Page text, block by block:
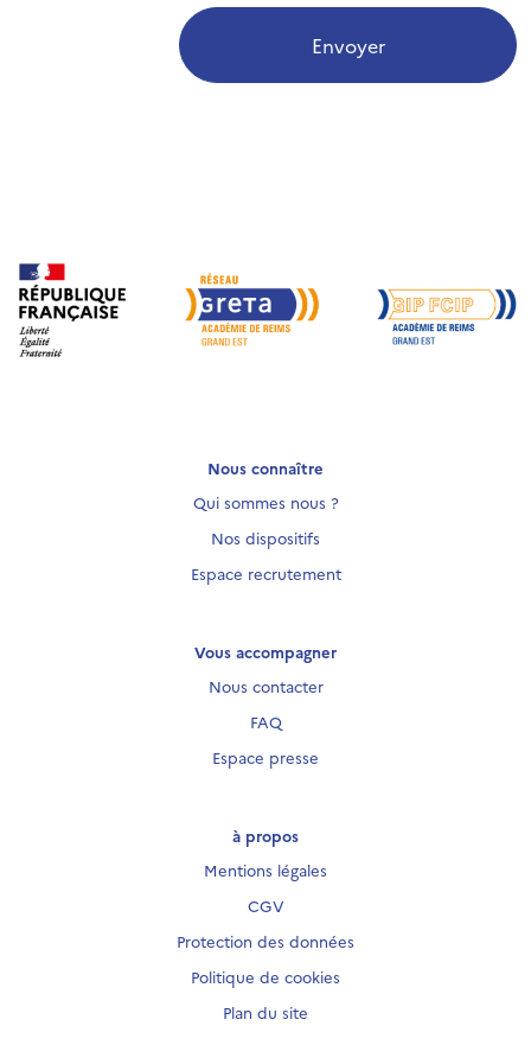
Envoyer
Nous connaître
Qui sommes nous ?
Nos dispositifs
Espace recrutement
Vous accompagner
Nous contacter
FAQ
Espace presse
à propos
Mentions légales
CGV
Protection des données
Politique de cookies
Plan du site